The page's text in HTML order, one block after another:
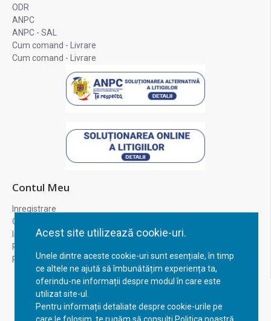
Acest site utilizează cookie-uri.
Unele dintre aceste cookie-uri sunt esențiale, în timp
ce altele ne ajută să îmbunătățim experiența ta,
oferindu-ne informații despre modul în care este
utilizat site-ul.
Pentru informații detaliate despre cookie-urile pe
ODR
ANPC
ANPC - SAL
Cum comand - Livrare
Cum comand - Livrare
Contul Meu
Inregistrare
Contul meu
Istoric comenzi
Recuperare parola
Returnare produs